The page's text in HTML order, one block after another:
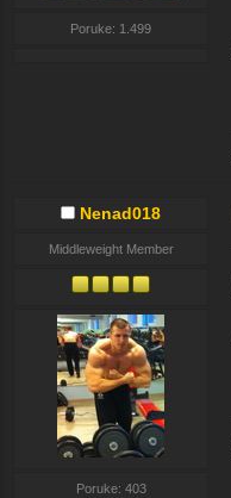
Poruke: 1.499
Nenad018
Middleweight Member
Poruke: 403